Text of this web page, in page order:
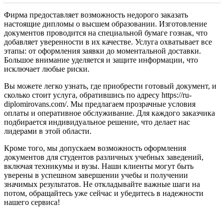
Фирма предоставляет возможность недорого заказать
настоящие дипломы о высшем образовании. Изготовление
документов проводится на специальной бумаге гознак, что
добавляет уверенности в их качестве. Услуга охватывает все
этапы: от оформления заявки до моментальной доставки.
Большое внимание уделяется и защите информации, что
исключает любые риски.
Вы можете легко узнать, где приобрести готовый документ, и
сколько стоит услуга, обратившись по адресу https://ru-
diplomirovans.com/. Мы предлагаем прозрачные условия
оплаты и оперативное обслуживание. Для каждого заказчика
подбирается индивидуальное решение, что делает нас
лидерами в этой области.
Кроме того, мы допускаем возможность оформления
документов для студентов различных учебных заведений,
включая техникумы и вузы. Наши клиенты могут быть
уверены в успешном завершении учебы и получении
значимых результатов. Не откладывайте важные шаги на
потом, обращайтесь уже сейчас и убедитесь в надежности
нашего сервиса!